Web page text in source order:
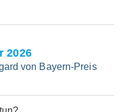
2026
von Bayern-Preis